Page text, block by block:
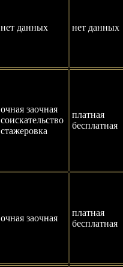
нет данных нет данных
очная заочная
соискательство
стажеровка
платная
бесплатная
очная заочная
платная
бесплатная